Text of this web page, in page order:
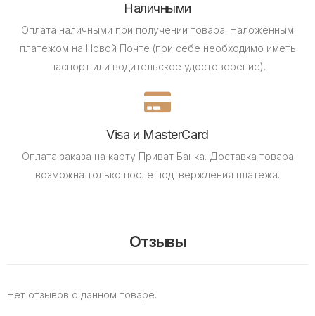
Наличными
Оплата наличными при получении товара. Наложенным
платежом на Новой Почте (при себе необходимо иметь
паспорт или водительское удостоверение).
Visa и MasterCard
Оплата заказа на карту Приват Банка. Доставка товара
возможна только после подтверждения платежа.
Отзывы
Нет отзывов о данном товаре.